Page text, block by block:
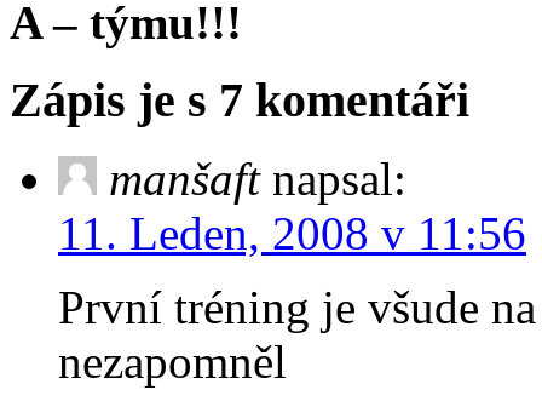
A – týmu!!!
Zápis je s 7 komentáři
manšaft napsal:
11. Leden, 2008 v 11:56
První tréning je všude
nezapomněl